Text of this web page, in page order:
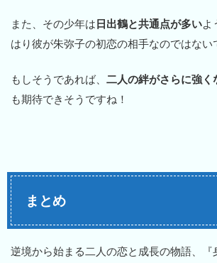
また、その少年は日出鶴と共通点が多いよ
はり彼が朱弥子の初恋の相手なのではない
もしそうであれば、 二人の絆がさらに強く
も期待できそうですね！
まとめ
逆境から始まる二人の恋と成長の物語、『